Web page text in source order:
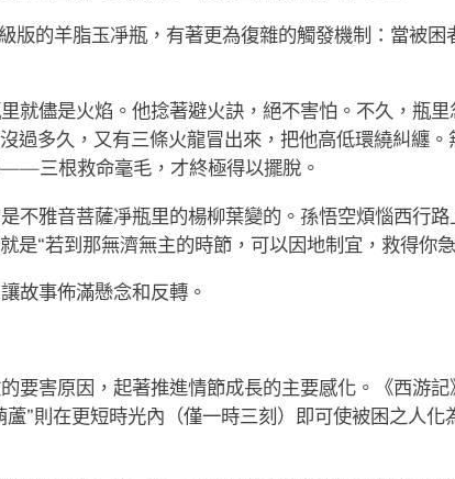
版的羊脂玉凈瓶，有著更為復雜的觸發機制：當被困
就儘是火焰。他捻著避火訣，絕不害怕。不久，瓶
過多久，又有三條火龍冒出來，把他高低環繞糾纏
三根救命毫毛，才終極得以擺脫。
不雅音菩薩凈瓶里的楊柳葉變的。孫悟空煩惱西行
是“若到那無濟無主的時節，可以因地制宜，救得你急
故事佈滿懸念和反轉。
要害原因，起著推進情節成長的主要感化。《西游
”則在更短時光內（僅一時三刻）即可使被困之人化